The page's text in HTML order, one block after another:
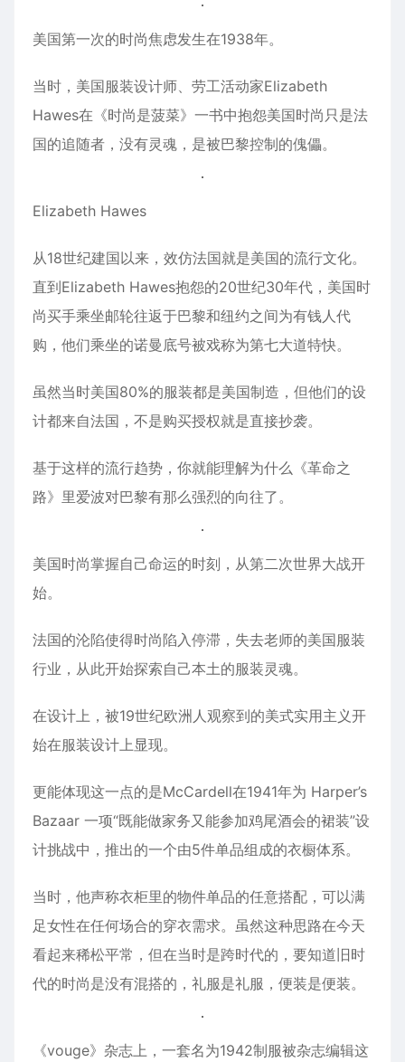
美国第一次的时尚焦虑发生在1938年。
当时，美国服装设计师、劳工活动家Elizabeth
Hawes在《时尚是菠菜》一书中抱怨美国时尚只是法
国的追随者，没有灵魂，是被巴黎控制的傀儡。
Elizabeth Hawes
从18世纪建国以来，效仿法国就是美国的流行文化。
直到Elizabeth Hawes抱怨的20世纪30年代，美国时
尚买手乘坐邮轮往返于巴黎和纽约之间为有钱人代
购，他们乘坐的诺曼底号被戏称为第七大道特快。
虽然当时美国80%的服装都是美国制造，但他们的设
计都来自法国，不是购买授权就是直接抄袭。
基于这样的流行趋势，你就能理解为什么《革命之
路》里爱波对巴黎有那么强烈的向往了。
美国时尚掌握自己命运的时刻，从第二次世界大战开
始。
法国的沦陷使得时尚陷入停滞，失去老师的美国服装
行业，从此开始探索自己本土的服装灵魂。
在设计上，被19世纪欧洲人观察到的美式实用主义开
始在服装设计上显现。
更能体现这一点的是McCardell在1941年为 Harper’s
Bazaar 一项“既能做家务又能参加鸡尾酒会的裙装”设
计挑战中，推出的一个由5件单品组成的衣橱体系。
当时，他声称衣柜里的物件单品的任意搭配，可以满
足女性在任何场合的穿衣需求。虽然这种思路在今天
看起来稀松平常，但在当时是跨时代的，要知道旧时
代的时尚是没有混搭的，礼服是礼服，便装是便装。
《vouge》杂志上，一套名为1942制服被杂志编辑这